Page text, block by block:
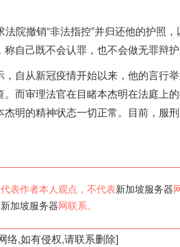
撤销“非法指控”并归还他的护照
自己既不会认罪，也不会做无罪辩护
从新冠疫情开始以来，他的言行举
而审理法官在目睹本杰明在法庭上
明的精神状态一切正常。目前，服
表作者本人观点，不代表新加坡服务器
新加坡服务器 网联系。
络,如有侵权,请联系删除]